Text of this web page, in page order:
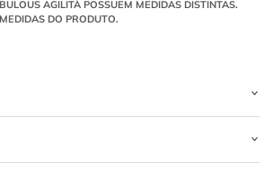
de flores tridimensionais.